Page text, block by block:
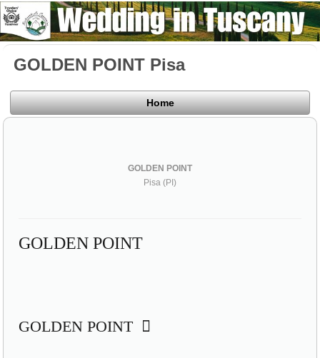
GOLDEN POINT Pisa
Home
GOLDEN POINT
Pisa (PI)
GOLDEN POINT
GOLDEN POINT